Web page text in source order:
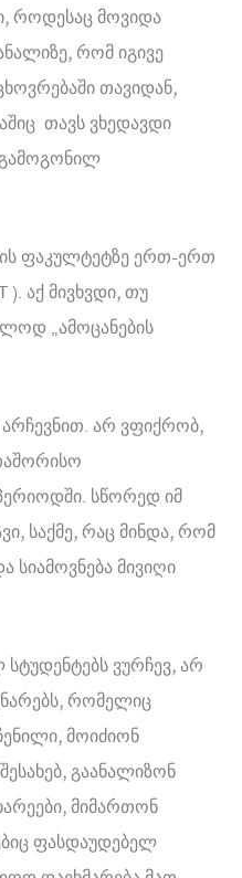
როდესაც მოვიდა
რომ იგივე
თავიდან,
თავს ვხედავდი
ფაკულტეტზე ერთ-ერთ
). აქ მივხვდი, თუ
„ამოცანების
არ ვფიქრობ,
სწორედ იმ
საქმე, რაც მინდა, რომ
მივიღი
ვურჩევ, არ
რომელიც
მოიძიონ
გაანალიზონ
მიმართონ
ფასდაუდებელ